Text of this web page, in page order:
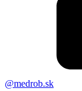
@medrob.sk